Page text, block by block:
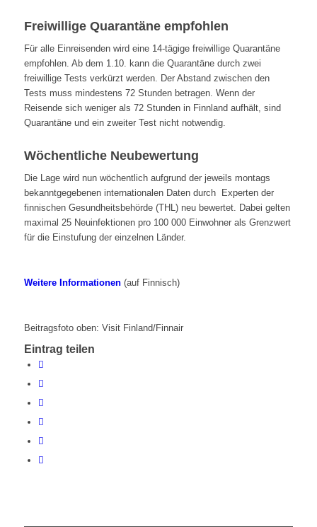
Freiwillige Quarantäne empfohlen
Für alle Einreisenden wird eine 14-tägige freiwillige Quarantäne
empfohlen. Ab dem 1.10. kann die Quarantäne durch zwei
freiwillige Tests verkürzt werden. Der Abstand zwischen den
Tests muss mindestens 72 Stunden betragen. Wenn der
Reisende sich weniger als 72 Stunden in Finnland aufhält, sind
Quarantäne und ein zweiter Test nicht notwendig.
Wöchentliche Neubewertung
Die Lage wird nun wöchentlich aufgrund der jeweils montags
bekanntgegebenen internationalen Daten durch Experten der
finnischen Gesundheitsbehörde (THL) neu bewertet. Dabei gelten
maximal 25 Neuinfektionen pro 100 000 Einwohner als Grenzwert
für die Einstufung der einzelnen Länder.
Weitere Informationen(auf Finnisch)
Beitragsfoto oben: Visit Finland/Finnair
Eintrag teilen